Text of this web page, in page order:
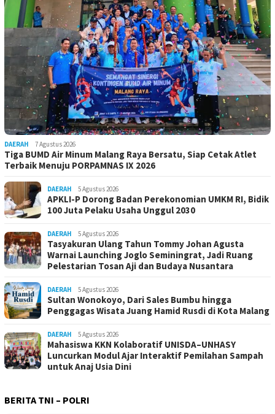
DAERAH 7 Agustus 2026
Tiga BUMD Air Minum Malang Raya Bersatu, Siap Cetak Atlet
Terbaik Menuju PORPAMNAS IX 2026
DAERAH 5 Agustus 2026
APKLI-P Dorong Badan Perekonomian UMKM RI, Bidik
100 Juta Pelaku Usaha Unggul 2030
DAERAH 5 Agustus 2026
Tasyakuran Ulang Tahun Tommy Johan Agusta
Warnai Launching Joglo Seminingrat, Jadi Ruang
Pelestarian Tosan Aji dan Budaya Nusantara
DAERAH 5 Agustus 2026
Sultan Wonokoyo, Dari Sales Bumbu hingga
Penggagas Wisata Juang Hamid Rusdi di Kota Malang
DAERAH 5 Agustus 2026
Mahasiswa KKN Kolaboratif UNISDA–UNHASY
Luncurkan Modul Ajar Interaktif Pemilahan Sampah
untuk Anaj Usia Dini
BERITA TNI – POLRI